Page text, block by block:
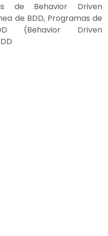
de Behavior Driven
de BDD, Programas de
(Behavior Driven